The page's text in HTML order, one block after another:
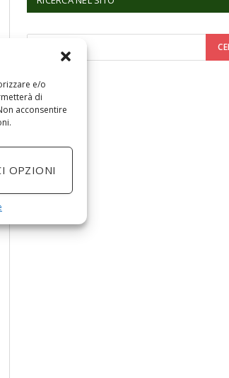
e/o
di
acconsentire
OPZIONI